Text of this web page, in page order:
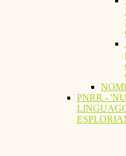
PNRR -